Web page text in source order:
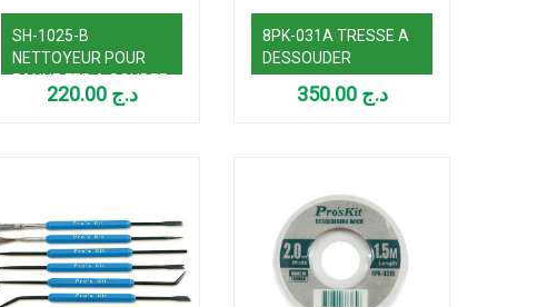
SH-1025-B
NETTOYEUR POUR
PANNE FER A SOUDER
(1 PIECE)
د.ج 220.00
8PK-031A TRESSE A
DESSOUDER
د.ج 350.00